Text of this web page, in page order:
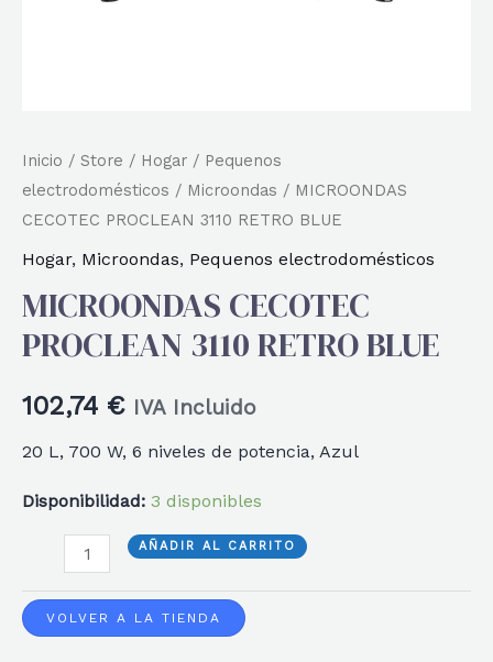
Inicio / Store / Hogar / Pequenos
electrodomésticos / Microondas / MICROONDAS
CECOTEC PROCLEAN 3110 RETRO BLUE
Hogar, Microondas, Pequenos electrodomésticos
MICROONDAS CECOTEC
PROCLEAN 3110 RETRO BLUE
102,74 € IVA Incluido
20 L, 700 W, 6 niveles de potencia, Azul
Disponibilidad: 3 disponibles
MICROONDAS
PROCLEAN
AÑADIR AL CARRITO
VOLVER A LA TIENDA